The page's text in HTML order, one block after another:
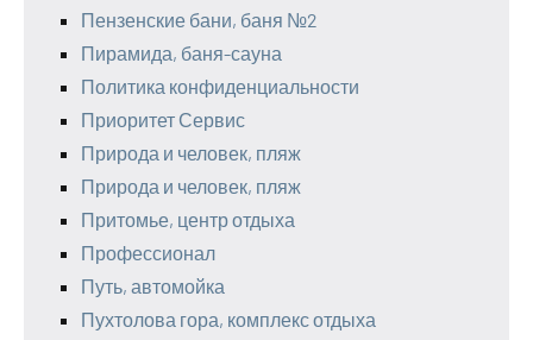
Пензенские бани, баня №2
Пирамида, баня-сауна
Политика конфиденциальности
Приоритет Сервис
Природа и человек, пляж
Природа и человек, пляж
Притомье, центр отдыха
Профессионал
Путь, автомойка
Пухтолова гора, комплекс отдыха